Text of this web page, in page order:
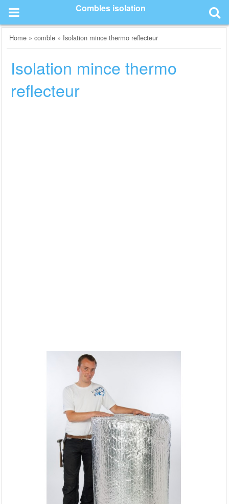
content
Combles isolation
Home »comble » Isolation mince thermo reflecteur
Isolation mince thermo
reflecteur